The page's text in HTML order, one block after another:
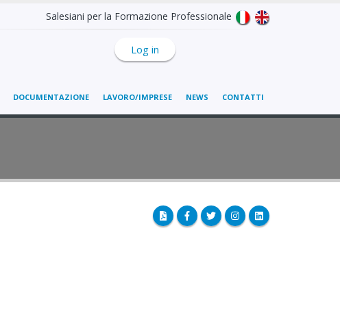
Salesiani per la Formazione Professionale
Log in
DOCUMENTAZIONE LAVORO/IMPRESE NEWS CONTATTI